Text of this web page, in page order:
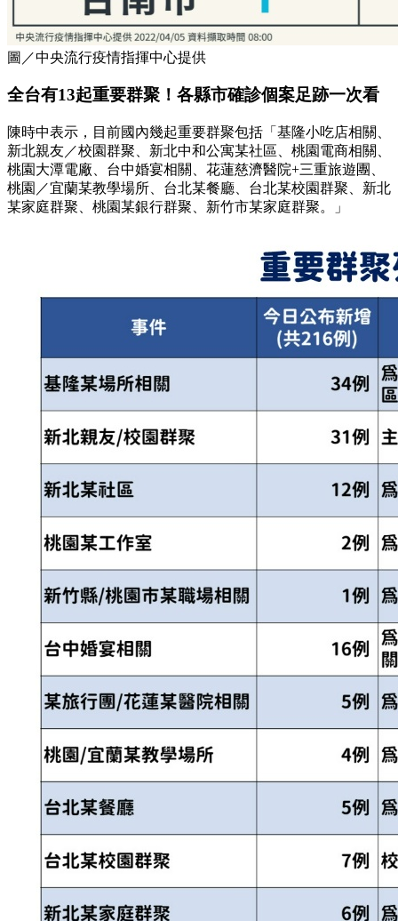
圖／中央流行疫情指揮中心提供
全台有13起重要群聚！各縣市確診個案足跡一次看
陳時中表示，目前國內幾起重要群聚包括「基隆小吃店相關、
新北親友／校園群聚、新北中和公寓某社區、桃園電商相關、
桃園大潭電廠、台中婚宴相關、花蓮慈濟醫院+三重旅遊團、
桃園／宜蘭某教學場所、台北某餐廳、台北某校園群聚、新北
某家庭群聚、桃園某銀行群聚、新竹市某家庭群聚。」